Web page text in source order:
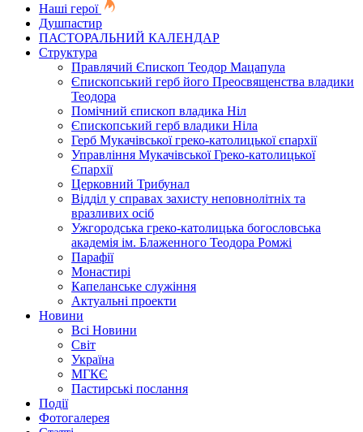
Наші герої
Душпастир
ПАСТОРАЛЬНИЙ КАЛЕНДАР
Структура
Правлячий Єпископ Теодор Мацапула
Єпископський герб його Преосвященства владики
Теодора
Помічний єпископ владика Ніл
Єпископський герб владики Ніла
Герб Мукачівської греко-католицької єпархії
Управління Мукачівської Греко-католицької
Єпархії
Церковний Трибунал
Відділ у справах захисту неповнолітніх та
вразливих осіб
Ужгородська греко-католицька богословська
академія ім. Блаженного Теодора Ромжі
Парафії
Монастирі
Капеланське служіння
Актуальні проекти
Новини
Всі Новини
Світ
Україна
МГКЄ
Пастирські послання
Події
Фотогалерея